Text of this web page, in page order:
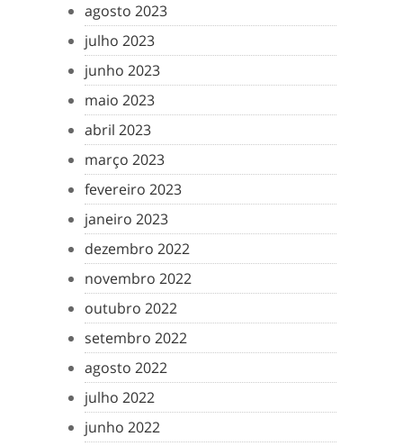
agosto 2023
julho 2023
junho 2023
maio 2023
abril 2023
março 2023
fevereiro 2023
janeiro 2023
dezembro 2022
novembro 2022
outubro 2022
setembro 2022
agosto 2022
julho 2022
junho 2022